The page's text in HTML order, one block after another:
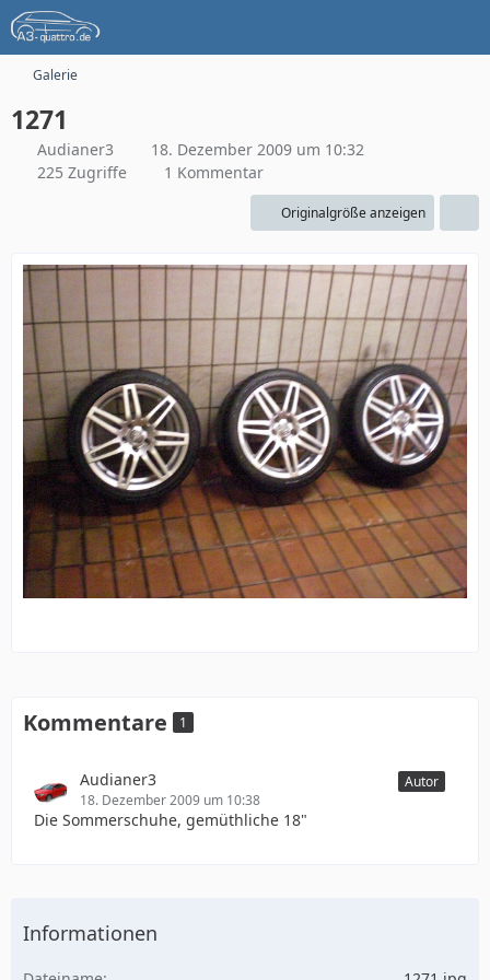
Galerie
1271
Audianer3
18. Dezember 2009 um 10:32
225 Zugriffe
1 Kommentar
Originalgröße anzeigen
Kommentare 1
Audianer3
18. Dezember 2009 um 10:38
Autor
Die Sommerschuhe, gemüthliche 18"
Informationen